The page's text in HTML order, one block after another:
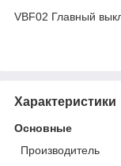
VBF02 Главный
Характеристики
Основные
Производитель